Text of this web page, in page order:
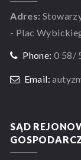
Adres:
- Plac
Phone: 0 58/
Email:
SĄD